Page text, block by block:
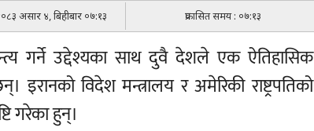
असार ४, बिहीबार ०७:१३ प्रकासित समय : ०७:१३
गर्ने उद्देश्यका साथ दुवै देशले एक ऐतिहासिक
विदेश मन्त्रालय र अमेरिकी राष्ट्रपतिको
गरेका हुन्।